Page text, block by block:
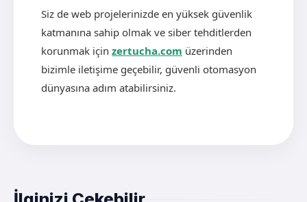
Siz de web projelerinizde en yüksek güvenlik
katmanına sahip olmak ve siber tehditlerden
korunmak için zertucha.com üzerinden
bizimle iletişime geçebilir, güvenli otomasyon
dünyasına adım atabilirsiniz.